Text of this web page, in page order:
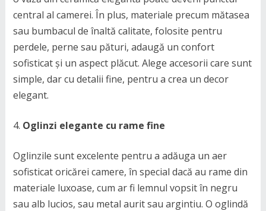
central al camerei. În plus, materiale precum mătasea
sau bumbacul de înaltă calitate, folosite pentru
perdele, perne sau pături, adaugă un confort
sofisticat și un aspect plăcut. Alege accesorii care sunt
simple, dar cu detalii fine, pentru a crea un decor
elegant.
Oglinzi elegante cu rame fine
Oglinzile sunt excelente pentru a adăuga un aer
sofisticat oricărei camere, în special dacă au rame din
materiale luxoase, cum ar fi lemnul vopsit în negru
sau alb lucios, sau metal aurit sau argintiu. O oglindă